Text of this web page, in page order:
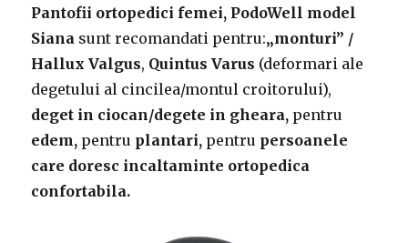
Pantofii ortopedici femei, PodoWell model
Siana sunt recomandati pentru:„monturi” /
Hallux Valgus, Quintus Varus (deformari ale
degetului al cincilea/montul croitorului),
deget in ciocan/degete in gheara, pentru
edem, pentru plantari, pentru persoanele
care doresc incaltaminte ortopedica
confortabila.